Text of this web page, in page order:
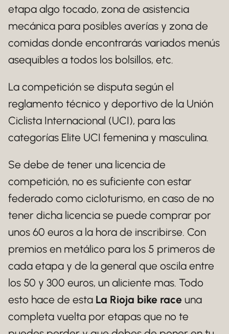
etapa algo tocado, zona de asistencia
mecánica para posibles averías y zona de
comidas donde encontrarás variados menús
asequibles a todos los bolsillos, etc.
La competición se disputa según el
reglamento técnico y deportivo de la Unión
Ciclista Internacional (UCI), para las
categorías Elite UCI femenina y masculina.
Se debe de tener una licencia de
competición, no es suficiente con estar
federado como cicloturismo, en caso de no
tener dicha licencia se puede comprar por
unos 60 euros a la hora de inscribirse. Con
premios en metálico para los 5 primeros de
cada etapa y de la general que oscila entre
los 50 y 300 euros, un aliciente mas. Todo
esto hace de esta La Rioja bike race una
completa vuelta por etapas que no te